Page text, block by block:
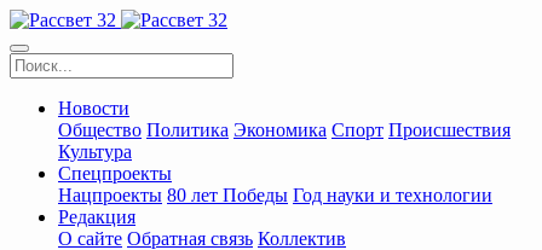
Новости
Общество Политика Экономика Спорт Происшествия
Культура
Спецпроекты
Нацпроекты 80 лет Победы Год науки и технологии
Редакция
О сайте Обратная связь Коллектив